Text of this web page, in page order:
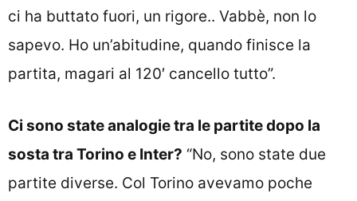
ci ha buttato fuori, un rigore.. Vabbè, non lo
sapevo. Ho un’abitudine, quando finisce la
partita, magari al 120′ cancello tutto”.
Ci sono state analogie tra le partite dopo la
sosta tra Torino e Inter? “No, sono state due
partite diverse. Col Torino avevamo poche